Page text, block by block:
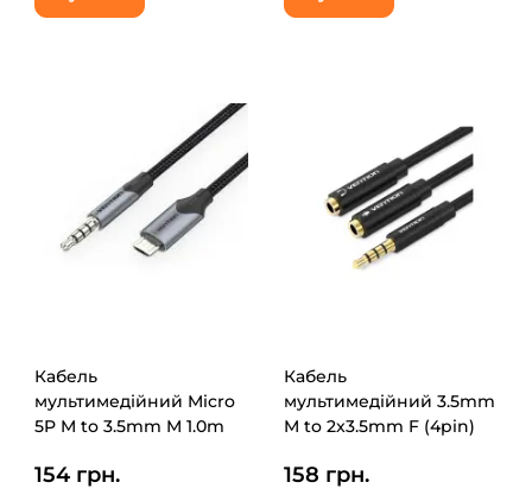
Кабель
мультимедійний Micro
5P M to 3.5mm M 1.0m
(BDGBF)
154 грн.
Кабель
мультимедійний 3.5mm
M to 2x3.5mm F (4pin)
158 грн.